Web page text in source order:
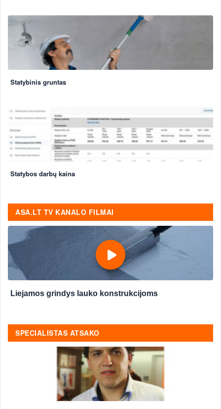
Statybinis gruntas
Statybos darbų kaina
ASA.LT TV KANALO FILMAI
Liejamos grindys lauko konstrukcijoms
SPECIALISTAS ATSAKO